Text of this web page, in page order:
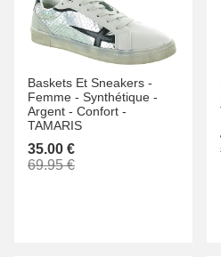
Baskets Et Sneakers -
Femme - Synthétique -
Argent - Confort -
TAMARIS
35.00 €
69.95 €